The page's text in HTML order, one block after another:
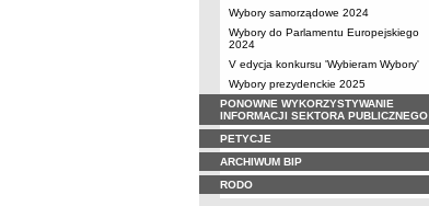
Wybory samorządowe 2024
Wybory do Parlamentu Europejskiego
2024
V edycja konkursu 'Wybieram Wybory'
Wybory prezydenckie 2025
PONOWNE WYKORZYSTYWANIE
INFORMACJI SEKTORA PUBLICZNEGO
PETYCJE
ARCHIWUM BIP
RODO